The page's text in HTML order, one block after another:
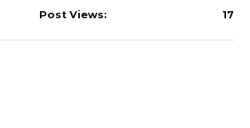
Post Views: 17